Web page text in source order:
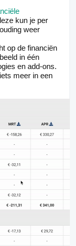
kun je per
weer
op de financiën
in één
en add-ons.
meer in een